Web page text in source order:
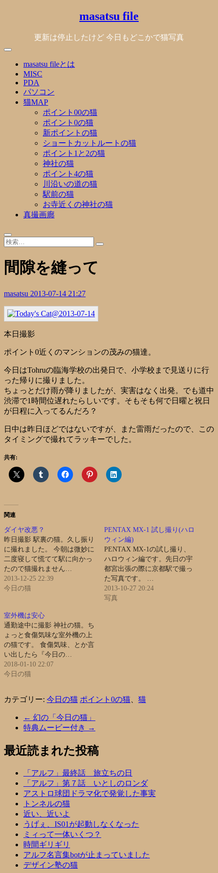
masatsu file
更新は停止したけど 今日もどこかで猫写真
masatsu fileとは
MISC
PDA
パソコン
猫MAP
ポイント00の猫
ポイント0の猫
新ポイントの猫
ショートカットルートの猫
ポイント1と2の猫
神社の猫
ポイント4の猫
川沿いの道の猫
駅前の猫
お寺近くの神社の猫
真撮画廊
間隙を縫って
masatsu 2013-07-14 21:27
本日撮影
ポイント0近くのマンションの茂みの猫達。
今日はTohruの臨海学校の出発日で、小学校まで見送りに行
った帰りに撮りました。
ちょっとだけ雨が降りましたが、実害はなく出発。でも道中
渋滞で1時間位遅れたらしいです。そもそも何で日曜と祝日
が日程に入ってるんだろ？
日中は昨日ほどではないですが、また雷雨だったので、この
タイミングで撮れてラッキーでした。
共有:
関連
ダイヤ改悪？
昨日撮影 駅裏の猫。久し振り
に撮れました。 今朝は微妙に
二度寝して慌てて駅に向かっ
たので猫撮れません…
2013-12-25 22:39
今日の猫
PENTAX MX-1 試し撮り(ハロ
ウィン編)
PENTAX MX-1の試し撮り、
ハロウィン編です。先日の宇
都宮出張の際に京都駅で撮っ
た写真です。 …
2013-10-27 20:24
写真
室外機は安心
通勤途中に撮影 神社の猫。ち
ょっと食傷気味な室外機の上
の猫です。 食傷気味、とか言
い出したら『今日の…
2018-01-10 22:07
今日の猫
カテゴリー: 今日の猫 ポイント0の猫 猫
← 幻の「今日の猫」
特典ムービー付き →
最近読まれた投稿
「アルフ」最終話 旅立ちの日
「アルフ」第７話 いとしのロンダ
アストロ球団ドラマ化で発覚した事実
トンネルの猫
近い、近いよ
うげぇ、IS01が起動しなくなった
ミィって一体いくつ？
時間ギリギリ
アルフ名言集botが止まっていました
デザイン塾の猫